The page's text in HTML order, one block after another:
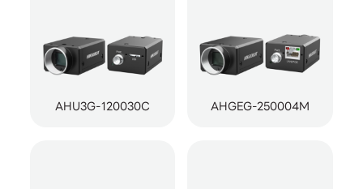
AHU3G-120030C AHGEG-250004M